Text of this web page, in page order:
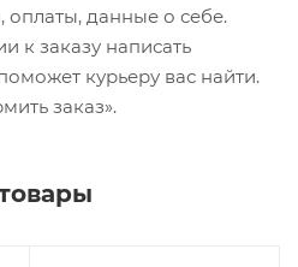
оплаты, данные о себе.
к заказу написать
курьеру вас найти.
заказ».